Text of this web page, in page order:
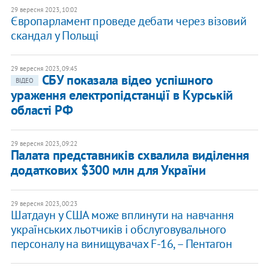
29 вересня 2023, 10:02
Європарламент проведе дебати через візовий
скандал у Польщі
29 вересня 2023, 09:45
ВІДЕО
СБУ показала відео успішного
ураження електропідстанції в Курській
області РФ
29 вересня 2023, 09:22
Палата представників схвалила виділення
додаткових $300 млн для України
29 вересня 2023, 00:23
Шатдаун у США може вплинути на навчання
українських льотчиків і обслуговувального
персоналу на винищувачах F-16, – Пентагон